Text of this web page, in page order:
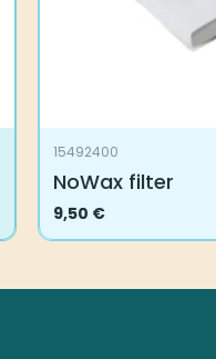
15492400
NoWax filter
9,50 €